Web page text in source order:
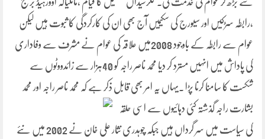
،رابطہ سڑکیں اور سیورج کی سکیمیں آج بھی ان کی کارکردگی کا ثبوت ہیں لیکن
عوام سے رابطہ کے باوجود 2008میں علاقہ کی عوام نے مشرف سے وفاداری
کی پاداش میں انہیں مسترد کر دیا محمد ناصر راجہ کو 40ہزار سے زائدووٹوں سے
شکست کا سامنا کرنا پڑا ۔یہاں یہ امر بھی قابل ذکر ہے کہ محمد ناصر راجہ اور محمد
بشارت راجہ گذشتہ کئی دہائیوں سے اسی حلقہ
کی سیاست میں سر گرداں ہیں جبکہ چوہدری نثار علی خان نے 2002 میں نئے